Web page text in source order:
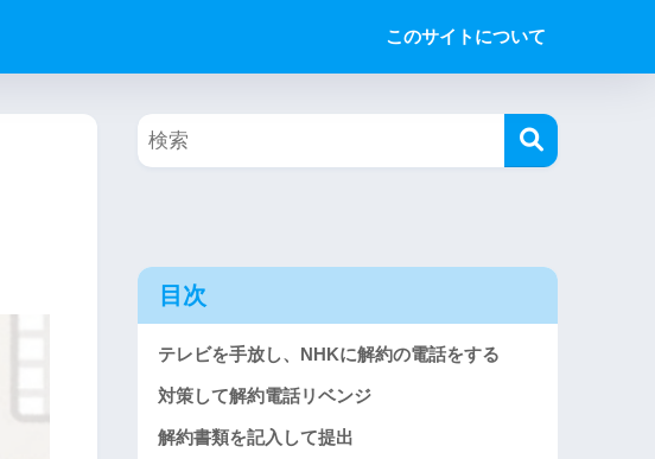
このサイトについて
目次
テレビを手放し、NHKに解約の電話をする
対策して解約電話リベンジ
解約書類を記入して提出